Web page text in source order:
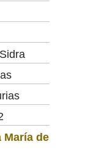
María de